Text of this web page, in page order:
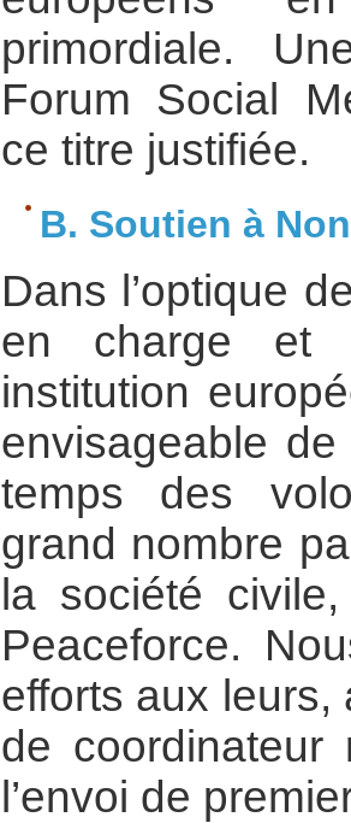
primordiale.
Forum Social
ce titre justifiée.
B. Soutien à
Dans l’optique
en charge et
institution
envisageable
temps des
grand nombre
la société
Peaceforce.
efforts aux leurs,
de coordinateur
l’envoi de